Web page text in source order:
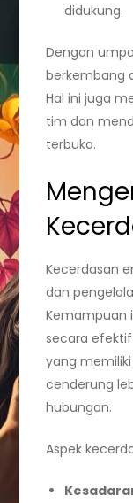
didukung.
Dengan
berkembang
Hal ini juga
tim dan
terbuka.
Kecerdasan
dan
Kemampuan
secara
yang
cenderung
hubungan.
Aspek